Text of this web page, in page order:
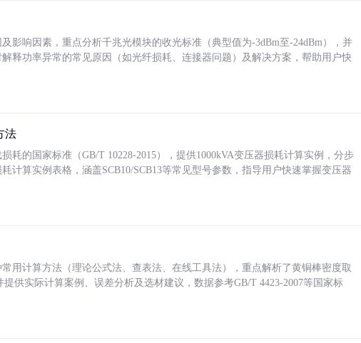
影响因素，重点分析千兆光模块的收光标准（典型值为-3dBm至-24dBm），并
释功率异常的常见原因（如光纤损耗、连接器问题）及解决方案，帮助用户快
法
耗的国家标准（GB/T 10228-2015），提供1000kVA变压器损耗计算实例，分步
计算实例表格，涵盖SCB10/SCB13等常见型号参数，指导用户快速掌握变压器
用计算方法（理论公式法、查表法、在线工具法），重点解析了黄铜棒密度取
提供实际计算案例、误差分析及选材建议，数据参考GB/T 4423-2007等国家标